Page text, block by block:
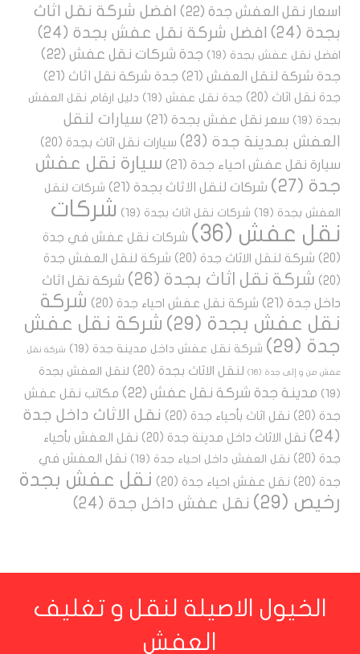
اسعار نقل العفش جدة (22)
افضل شركة نقل اثاث
بجدة (24) افضل شركة نقل عفش بجدة (24)
افضل نقل عفش بجدة (19) جدة شركات نقل عفش (22)
جدة شركة لنقل العفش (21) جدة شركة نقل اثاث (21)
جدة نقل اثاث (20) جدة نقل عفش (19)
دليل ارقام نقل العفش
بجدة (19) سعر نقل عفش بجدة (21)
سيارات لنقل
العفش بمدينة جدة (23) سيارات نقل اثاث بجدة (20)
سيارة نقل عفش احياء جدة (21)
سيارة نقل عفش
جدة (27) شركات لنقل الاثاث بجدة (21) شركات لنقل
العفش بجدة (19) شركات نقل اثاث بجدة (19)
شركات
نقل عفش (36)
شركات نقل عفش في جدة
(20)
شركة لنقل الاثاث جدة (20)
شركة لنقل العفش جدة
(20)
شركة نقل اثاث بجدة (26)
شركة نقل اثاث
داخل جدة (21) شركة نقل عفش احياء جدة (20)
شركة
نقل عفش بجدة (29)
شركة نقل عفش
جدة (29) شركة نقل عفش داخل مدينة جدة (19) شركة نقل
عفش من و إلى جدة (16) لنقل الاثاث بجدة (20)
لنقل العفش بجدة
(19)
مدينة جدة شركة نقل عفش (22)
مكاتب نقل عفش
جدة (20) نقل اثاث بأحياء جدة (20)
نقل الاثاث داخل جدة
(24)
نقل الاثاث داخل مدينة جدة (20)
نقل العفش بأحياء
جدة (20) نقل العفش داخل احياء جدة (19)
نقل العفش في
جدة (20) نقل عفش احياء جدة (20)
نقل عفش بجدة
رخيص (29) نقل عفش داخل جدة (24)
الخيول الاصيلة لنقل و تغليف
العفش